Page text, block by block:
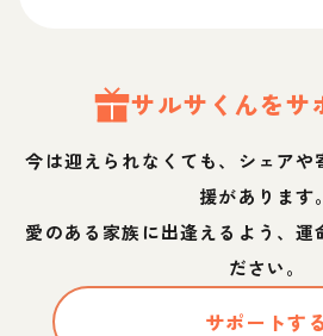
サルサ くんをサ
今は迎えられなくても、シェアや
援があります。
愛のある家族に出逢えるよう、運
ださい。
サポートする